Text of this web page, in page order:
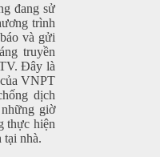
đang sử
trình
và gửi
truyền
Đây là
VNPT
dịch
giờ
thực hiện
nhà.